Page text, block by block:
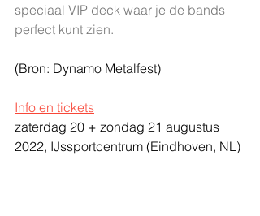
speciaal VIP deck waar je de bands
perfect kunt zien.
(Bron: Dynamo Metalfest)
Info en tickets
zaterdag 20 + zondag 21 augustus
2022, IJssportcentrum (Eindhoven, NL)